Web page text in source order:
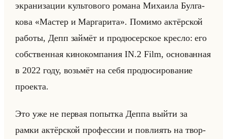
экра­ни­за­ции культо­во­го ро­ма­на Ми­ха­ила Бул­га­
ко­ва «Мастер и Маргарита». По­ми­мо ак­тёр­ской
ра­бо­ты, Депп займёт и про­дю­сер­ское крес­ло: его
соб­ствен­ная ки­но­ком­па­ния IN.2 Film, ос­но­ван­ная
в 2022 году, возьмёт на себя про­дю­си­ро­ва­ние
про­ек­та.
Это уже не пер­вая по­пыт­ка Деппа выйти за
рамки ак­тёр­ской про­фес­сии и по­вли­ять на твор­